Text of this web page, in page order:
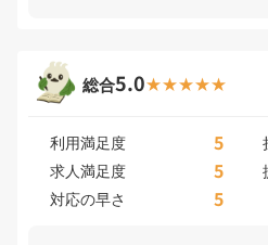
総合5.0
利用満足度 5
求人満足度 5
対応の早さ 5